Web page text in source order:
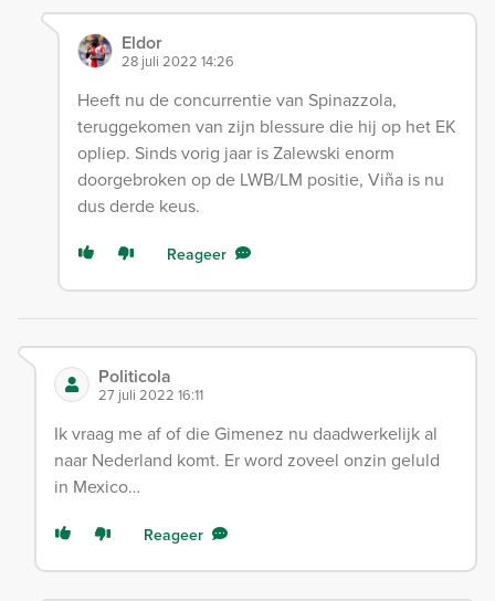
Eldor
28 juli 2022 14:26
Heeft nu de concurrentie van Spinazzola,
teruggekomen van zijn blessure die hij op het EK
opliep. Sinds vorig jaar is Zalewski enorm
doorgebroken op de LWB/LM positie, Viña is nu
dus derde keus.
Reageer
Politicola
27 juli 2022 16:11
Ik vraag me af of die Gimenez nu daadwerkelijk al
naar Nederland komt. Er word zoveel onzin geluld
in Mexico…
Reageer